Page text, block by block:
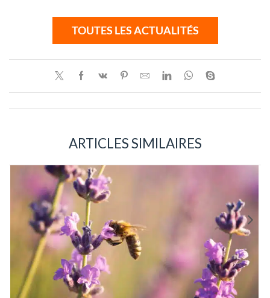
TOUTES LES ACTUALITÉS
ARTICLES SIMILAIRES